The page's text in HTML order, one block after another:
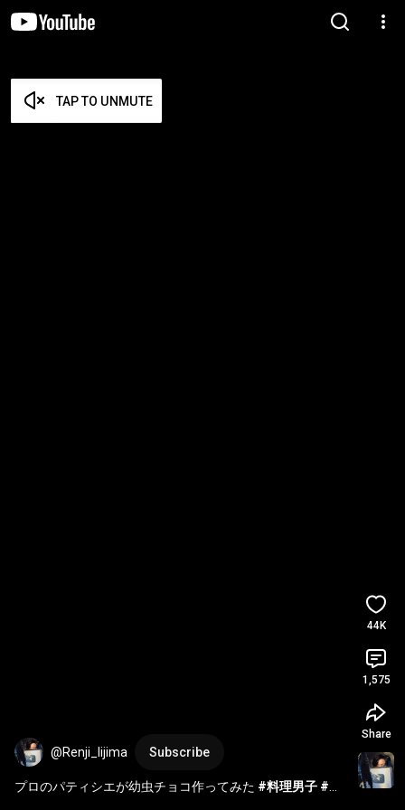
TAP TO UNMUTE
@Renji_Iijima Subscribe
プロのパティシエが幼虫チョコ作ってみた #料理男子 #料
44K
1,575
Share